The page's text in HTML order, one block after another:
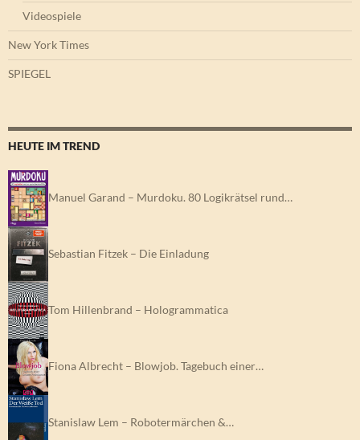
Videospiele
New York Times
SPIEGEL
HEUTE IM TREND
Manuel Garand – Murdoku. 80 Logikrätsel rund…
Sebastian Fitzek – Die Einladung
Tom Hillenbrand – Hologrammatica
Fiona Albrecht – Blowjob. Tagebuch einer…
Stanislaw Lem – Robotermärchen &…